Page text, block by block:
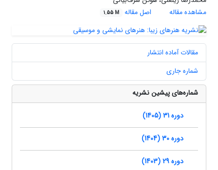
مشاهده مقاله
اصل مقاله 1.55 M
مقالات آماده انتشار
شماره جاری
شماره‌های پیشین نشریه
دوره 31 (1405)
دوره 30 (1404)
دوره 29 (1403)